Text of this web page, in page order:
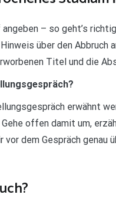
– so geht’s
über den Abbruch
Titel und die
erwähnt
offen damit um,
vor dem Gespräch